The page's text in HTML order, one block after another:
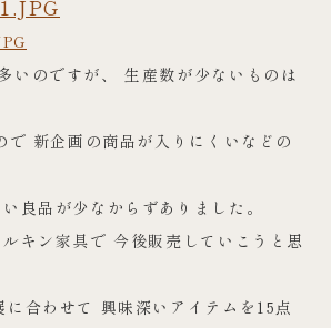
いのですが、 生産数が少ないものは
新企画の商品が入りにくいなどの
良品が少なからずありました。
キン家具で 今後販売していこうと思
に合わせて 興味深いアイテムを15点